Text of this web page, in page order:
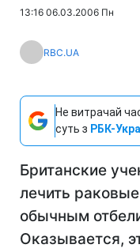
13:16 06.03.2006 Пн
RBC.UA
Не витрачай
суть з РБК-
Британские
лечить
обычным
Оказывается,